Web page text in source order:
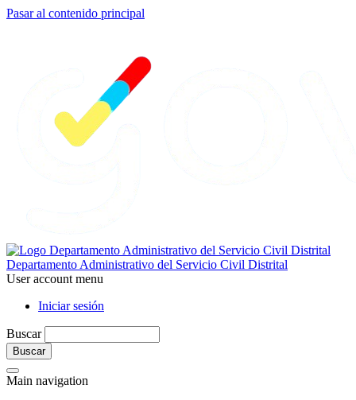
Pasar al contenido principal
Departamento Administrativo del Servicio Civil Distrital
User account menu
Iniciar sesión
Buscar
Main navigation